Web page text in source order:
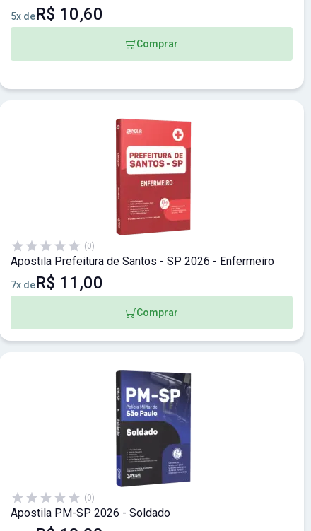
5x deR$ 10,60
Comprar
(0)
Apostila Prefeitura de Santos - SP 2026 - Enfermeiro
7x deR$ 11,00
Comprar
(0)
Apostila PM-SP 2026 - Soldado